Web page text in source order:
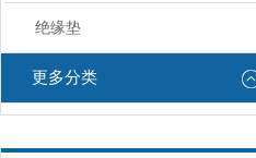
绝缘垫
更多分类